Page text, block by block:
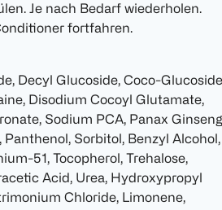
Je nach Bedarf wiederholen.
fortfahren.
Decyl Glucoside, Coco-
Disodium Cocoyl Glutamate,
Sodium PCA, Panax Ginseng
Sorbitol, Benzyl Alcohol,
51, Tocopherol, Trehalose,
Acid, Urea, Hydroxypropyl
Chloride, Limonene,